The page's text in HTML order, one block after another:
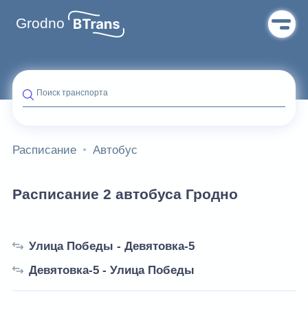
Grodno
Поиск транспорта
Расписание Автобус
Расписание 2 автобуса Гродно
Улица Победы - Девятовка-5
Девятовка-5 - Улица Победы